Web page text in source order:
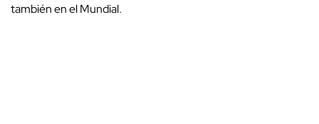
también en el Mundial.